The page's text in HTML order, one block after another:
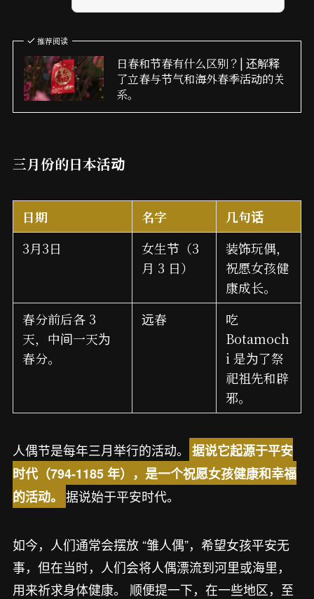
推荐阅读
日春和节春有什么区别？| 还解释
了立春与节气和海外春季活动的关
系。
三月份的日本活动
日期 名字
几句话
3月3日
女生节（3
月 3 日）
装饰玩偶，
祝愿女孩健
康成长。
春分前后各 3
天，中间一天为
春分。
远春
吃
Botamoch
i 是为了祭
祀祖先和辟
邪。
人偶节是每年三月举行的活动。 据说它起源于平安
时代（794-1185 年），是一个祝愿女孩健康和幸福
的活动。 据说始于平安时代。
如今，人们通常会摆放 “雏人偶”，希望女孩平安无
事，但在当时，人们会将人偶漂流到河里或海里，
用来祈求身体健康。 顺便提一下，在一些地区，至